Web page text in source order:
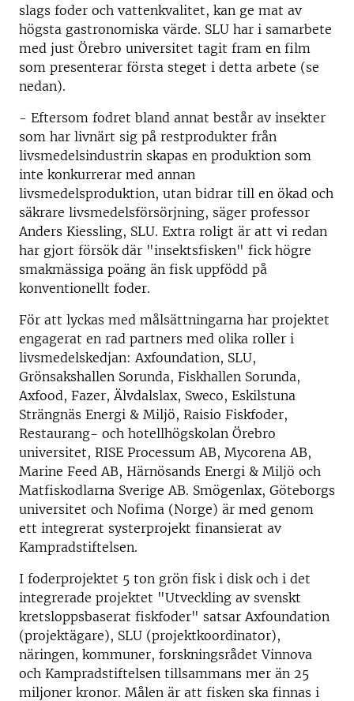
slags foder och vattenkvalitet, kan ge mat av
högsta gastronomiska värde. SLU har i samarbete
med just Örebro universitet tagit fram en film
som presenterar första steget i detta arbete (se
nedan).
- Eftersom fodret bland annat består av insekter
som har livnärt sig på restprodukter från
livsmedelsindustrin skapas en produktion som
inte konkurrerar med annan
livsmedelsproduktion, utan bidrar till en ökad och
säkrare livsmedelsförsörjning, säger professor
Anders Kiessling, SLU. Extra roligt är att vi redan
har gjort försök där "insektsfisken" fick högre
smakmässiga poäng än fisk uppfödd på
konventionellt foder.
För att lyckas med målsättningarna har projektet
engagerat en rad partners med olika roller i
livsmedelskedjan: Axfoundation, SLU,
Grönsakshallen Sorunda, Fiskhallen Sorunda,
Axfood, Fazer, Älvdalslax, Sweco, Eskilstuna
Strängnäs Energi & Miljö, Raisio Fiskfoder,
Restaurang- och hotellhögskolan Örebro
universitet, RISE Processum AB, Mycorena AB,
Marine Feed AB, Härnösands Energi & Miljö och
Matfiskodlarna Sverige AB. Smögenlax, Göteborgs
universitet och Nofima (Norge) är med genom
ett integrerat systerprojekt finansierat av
Kampradstiftelsen.
I foderprojektet 5 ton grön fisk i disk och i det
integrerade projektet "Utveckling av svenskt
kretsloppsbaserat fiskfoder" satsar Axfoundation
(projektägare), SLU (projektkoordinator),
näringen, kommuner, forskningsrådet Vinnova
och Kampradstiftelsen tillsammans mer än 25
miljoner kronor. Målen är att fisken ska finnas i